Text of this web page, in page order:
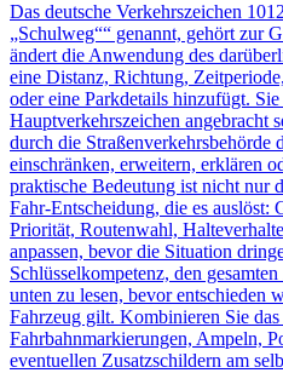
Das deutsche Verkehrszeichen
„Schulweg““ genannt, gehört zur
ändert die Anwendung des
eine Distanz, Richtung,
oder eine Parkdetails hinzufügt.
Hauptverkehrszeichen angebracht
durch die Straßenverkehrsbehörde
einschränken, erweitern, erklären
praktische Bedeutung ist nicht nur
Fahr-Entscheidung, die es auslöst:
Priorität, Routenwahl,
anpassen, bevor die Situation
Schlüsselkompetenz, den
unten zu lesen, bevor entschieden
Fahrzeug gilt. Kombinieren Sie
Fahrbahnmarkierungen, Ampeln,
eventuellen Zusatzschildern am